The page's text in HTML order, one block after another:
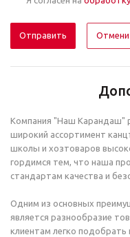
Компания "Наш Карандаш"
широкий ассортимент
школы и хозтоваров
гордимся тем, что наша
стандартам качества и
Одним из основных
является разнообразие
клиентам легко